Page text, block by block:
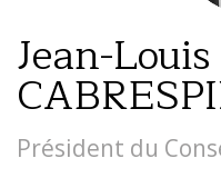
Jean-Louis
Président du